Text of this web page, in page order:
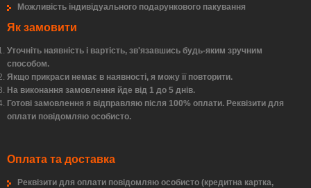
Можливість індивідуального подарункового пакування
Як замовити
Уточніть наявність і вартість, зв'язавшись будь-яким зручним
способом.
Якщо прикраси немає в наявності, я можу її повторити.
На виконання замовлення йде від 1 до 5 днів.
Готові замовлення я відправляю після 100% оплати. Реквізити для
оплати повідомляю особисто.
Оплата та доставка
Реквізити для оплати повідомляю особисто (кредитна картка,